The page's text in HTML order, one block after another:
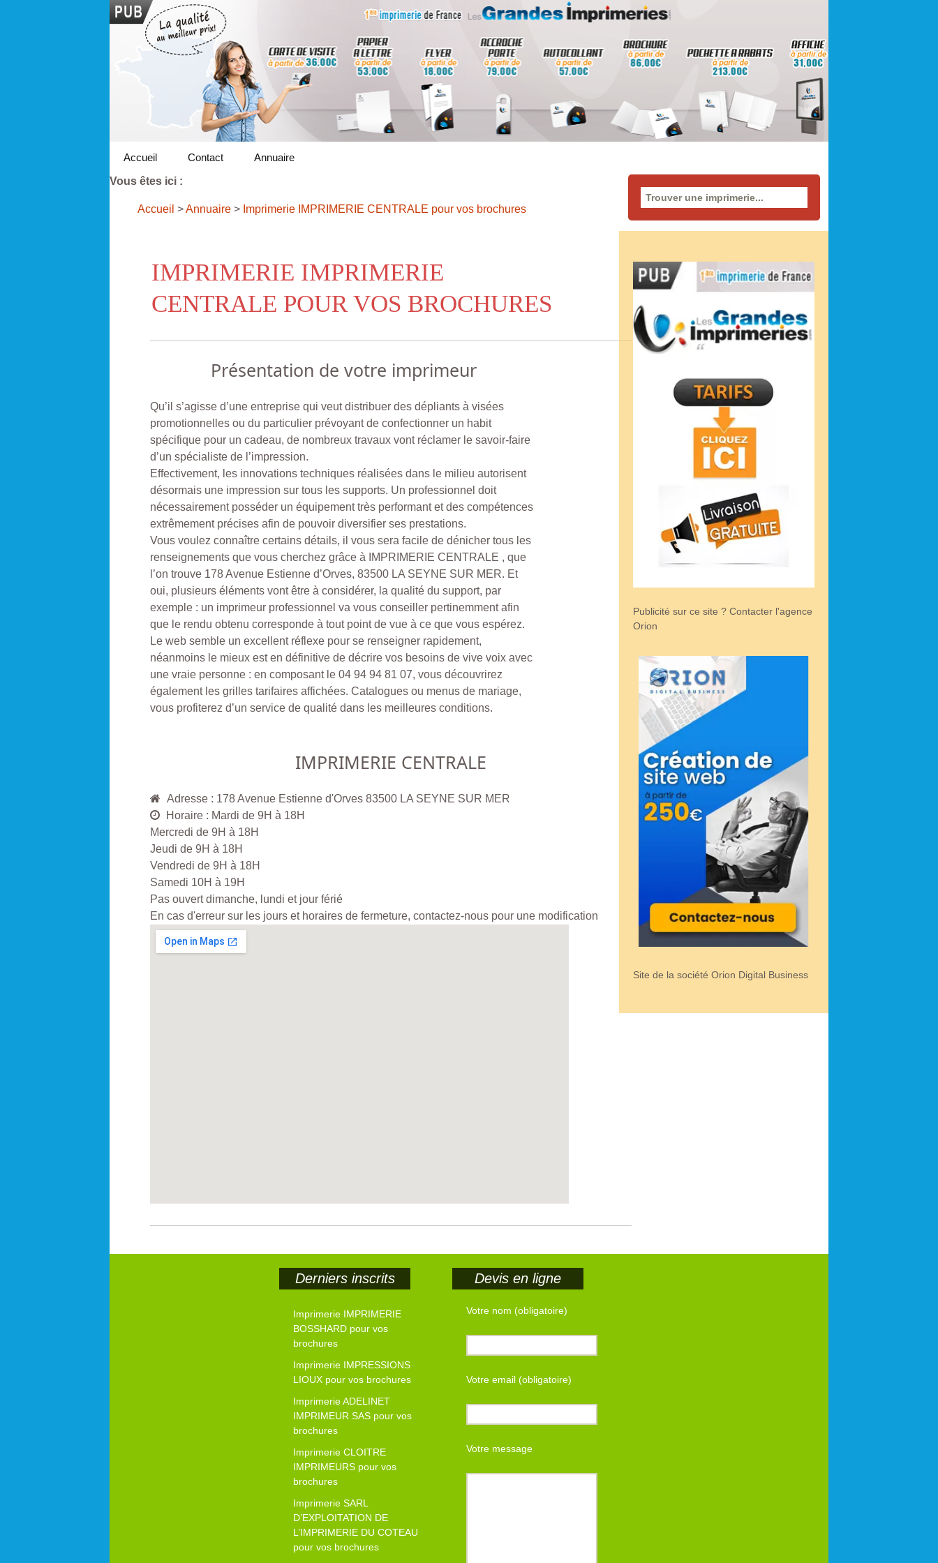
Accueil Contact
Annuaire
Vous êtes ici :
Accueil >Annuaire > Imprimerie IMPRIMERIE CENTRALE pour vos brochures
IMPRIMERIE IMPRIMERIE
CENTRALE POUR VOS BROCHURES
Présentation de votre imprimeur
Qu’il s’agisse d’une entreprise qui veut distribuer des dépliants à visées
promotionnelles ou du particulier prévoyant de confectionner un habit
spécifique pour un cadeau, de nombreux travaux vont réclamer le savoir-faire
d’un spécialiste de l’impression.
Effectivement, les innovations techniques réalisées dans le milieu autorisent
désormais une impression sur tous les supports. Un professionnel doit
nécessairement posséder un équipement très performant et des compétences
extrêmement précises afin de pouvoir diversifier ses prestations.
Vous voulez connaître certains détails, il vous sera facile de dénicher tous les
renseignements que vous cherchez grâce à IMPRIMERIE CENTRALE , que
l’on trouve 178 Avenue Estienne d’Orves, 83500 LA SEYNE SUR MER. Et
oui, plusieurs éléments vont être à considérer, la qualité du support, par
exemple : un imprimeur professionnel va vous conseiller pertinemment afin
que le rendu obtenu corresponde à tout point de vue à ce que vous espérez.
Le web semble un excellent réflexe pour se renseigner rapidement,
néanmoins le mieux est en définitive de décrire vos besoins de vive voix avec
une vraie personne : en composant le 04 94 94 81 07, vous découvrirez
également les grilles tarifaires affichées. Catalogues ou menus de mariage,
vous profiterez d’un service de qualité dans les meilleures conditions.
IMPRIMERIE CENTRALE
Adresse : 178 Avenue Estienne d'Orves 83500 LA SEYNE SUR MER
Horaire : Mardi de 9H à 18H
Mercredi de 9H à 18H
Jeudi de 9H à 18H
Vendredi de 9H à 18H
Samedi 10H à 19H
Pas ouvert dimanche, lundi et jour férié
En cas d'erreur sur les jours et horaires de fermeture, contactez-nous pour une modification
Rechercher
Publicité sur ce site ? Contacter l'agence
Orion
Site de la société Orion Digital Business
Derniers inscrits
Imprimerie IMPRIMERIE
BOSSHARD pour vos
brochures
Imprimerie IMPRESSIONS
LIOUX pour vos brochures
Imprimerie ADELINET
IMPRIMEUR SAS pour vos
brochures
Imprimerie CLOITRE
IMPRIMEURS pour vos
brochures
Imprimerie SARL
D’EXPLOITATION DE
L’IMPRIMERIE DU COTEAU
pour vos brochures
Devis en ligne
Votre nom (obligatoire)
Votre email (obligatoire)
Votre message